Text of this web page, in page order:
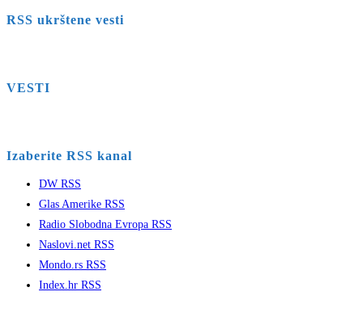
RSS ukrštene vesti
VESTI
Izaberite RSS kanal
DW RSS
Glas Amerike RSS
Radio Slobodna Evropa RSS
Naslovi.net RSS
Mondo.rs RSS
Index.hr RSS